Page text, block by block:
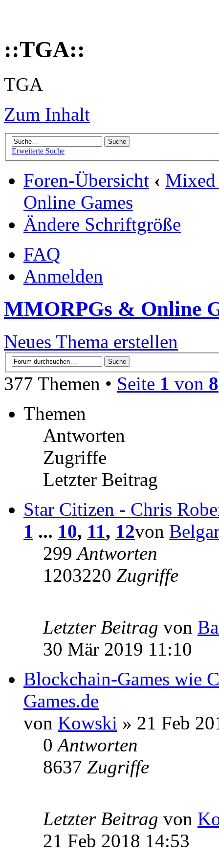
::TGA::
TGA
Zum Inhalt
Erweiterte Suche
Foren-Übersicht ‹ Mixed
Online Games
Ändere Schriftgröße
FAQ
Anmelden
MMORPGs & Online
Neues Thema erstellen
377 Themen • Seite 1 von 8
Themen
Antworten
Zugriffe
Letzter Beitrag
Star Citizen - Chris
1 ... 10, 11, 12von
299Antworten
1203220 Zugriffe
Letzter Beitrag von
30 Mär 2019 11:10
Blockchain-Games wie
Games.de
von Kowski » 21 Feb
0Antworten
8637 Zugriffe
Letzter Beitrag von
21 Feb 2018 14:53